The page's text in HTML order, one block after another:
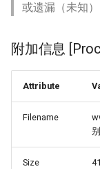
或遗漏（未知
附加信息
Attribute
Filename
Size